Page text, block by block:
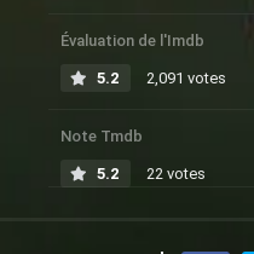
Évaluation de l'Imdb
5.2 2,091 votes
Note Tmdb
5.2 22 votes